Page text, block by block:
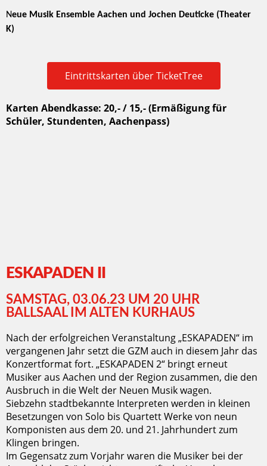
Neue Musik Ensemble Aachen und Jochen Deuticke (Theater
K)
Eintrittskarten über TicketTree
Karten Abendkasse: 20,- / 15,- (Ermäßigung für
Schüler, Stundenten, Aachenpass)
ESKAPADEN II
SAMSTAG, 03.06.23 UM 20 UHR
BALLSAAL IM ALTEN KURHAUS
Nach der erfolgreichen Veranstaltung „ESKAPADEN“ im
vergangenen Jahr setzt die GZM auch in diesem Jahr das
Konzertformat fort. „ESKAPADEN 2“ bringt erneut
Musiker aus Aachen und der Region zusammen, die den
Ausbruch in die Welt der Neuen Musik wagen.
Siebzehn stadtbekannte Interpreten werden in kleinen
Besetzungen von Solo bis Quartett Werke von neun
Komponisten aus dem 20. und 21. Jahrhundert zum
Klingen bringen.
Im Gegensatz zum Vorjahr waren die Musiker bei der